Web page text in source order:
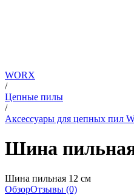
WORX
/
Цепные пилы
/
Аксессуары для цепных пил
Шина
Шина пильная 12 см
ОбзорОтзывы (0)